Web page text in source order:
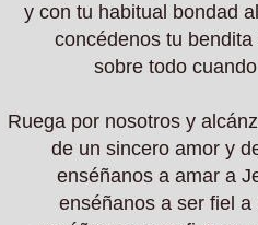
y con tu habitual bondad
concédenos tu
sobre todo
Ruega por nosotros y
de un sincero amor y
enséñanos a amar a
enséñanos a ser fiel